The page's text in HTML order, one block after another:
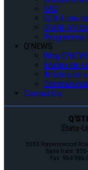
FAQ
QLK Liste
OMNI-VR
Programme
Q’NEWS
Blog
Études de
Articles en
Contact Us
États-
5553 Ravenswood
Sans frais:
Fax: 954-